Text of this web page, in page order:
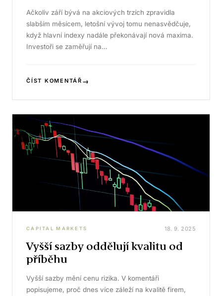
Ačkoliv září bývá na akciových trzích zpravidla
slabším měsícem, letošní vývoj tomu nenasvědčuje,
když hlavní indexy nadále překonávají nová maxima.
Investoři se zaměřují na…
ČÍST KOMENTÁŘ →
CAPITAL MARKETS 18. 9. 2025
Vyšší sazby oddělují kvalitu od
příběhu
Vyšší sazby mění cenu rizika. V komentáři
popisujeme, proč dnes více záleží na kvalitě firem,